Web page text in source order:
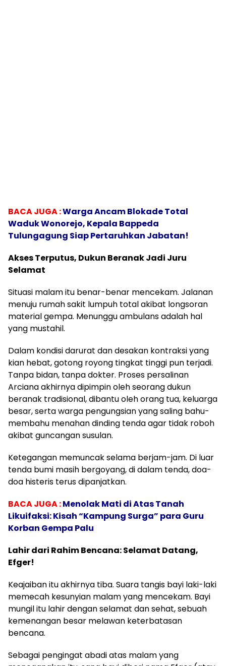
BACA JUGA :Warga Ancam Blokade Total
Waduk Wonorejo, Kepala Bappeda
Tulungagung Siap Pertaruhkan Jabatan!
​Akses Terputus, Dukun Beranak Jadi Juru
Selamat
​Situasi malam itu benar-benar mencekam. Jalanan
menuju rumah sakit lumpuh total akibat longsoran
material gempa. Menunggu ambulans adalah hal
yang mustahil.
​Dalam kondisi darurat dan desakan kontraksi yang
kian hebat, gotong royong tingkat tinggi pun terjadi.
Tanpa bidan, tanpa dokter. Proses persalinan
Arciana akhirnya dipimpin oleh seorang dukun
beranak tradisional, dibantu oleh orang tua, keluarga
besar, serta warga pengungsian yang saling bahu-
membahu menahan dinding tenda agar tidak roboh
akibat guncangan susulan.
​Ketegangan memuncak selama berjam-jam. Di luar
tenda bumi masih bergoyang, di dalam tenda, doa-
doa histeris terus dipanjatkan.
BACA JUGA :Menolak Mati di Atas Tanah
Likuifaksi: Kisah “Kampung Surga” para Guru
Korban Gempa Palu
​Lahir dari Rahim Bencana: Selamat Datang,
Efger!
​Keajaiban itu akhirnya tiba. Suara tangis bayi laki-laki
memecah kesunyian malam yang mencekam. Bayi
mungil itu lahir dengan selamat dan sehat, sebuah
kemenangan besar melawan keterbatasan
bencana.
​Sebagai pengingat abadi atas malam yang